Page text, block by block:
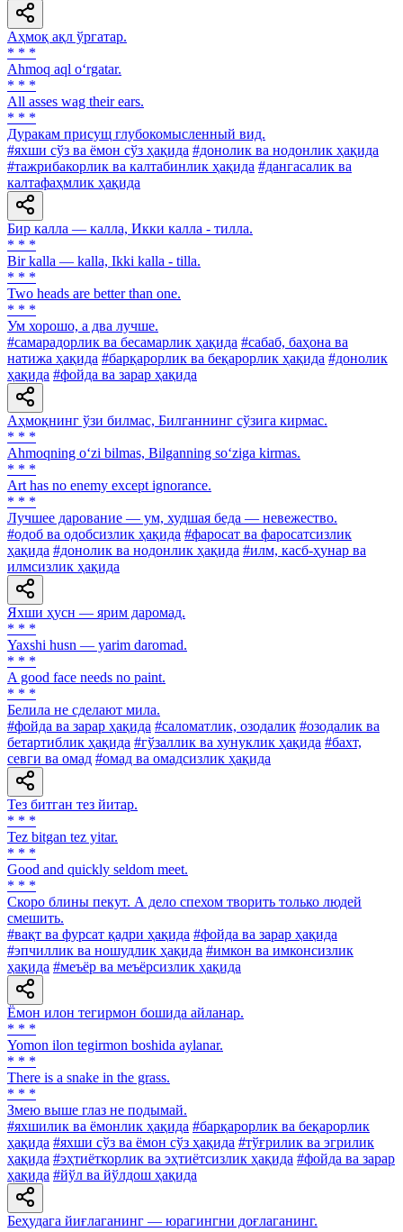
Аҳмоқ ақл ўргатар.
* * *
Ahmoq aql o‘rgatar.
* * *
All asses wag their ears.
* * *
Дуракам присущ глубокомысленный вид.
#яхши сўз ва ёмон сўз ҳақида #донолик ва нодонлик ҳақида
#тажрибакорлик ва калтабинлик ҳақида #дангасалик ва
калтафаҳмлик ҳақида
Бир калла — калла, Икки калла - тилла.
* * *
Bir kalla — kalla, Ikki kalla - tilla.
* * *
Two heads are better than one.
* * *
Ум хорошо, а два лучше.
#самарадорлик ва бесамарлик ҳақида #сабаб, баҳона ва
натижа ҳақида #барқарорлик ва беқарорлик ҳақида #донолик
ҳақида #фойда ва зарар ҳақида
Аҳмоқнинг ўзи билмас, Билганнинг сўзига кирмас.
* * *
Ahmoqning o‘zi bilmas, Bilganning so‘ziga kirmas.
* * *
Art has no enemy except ignorance.
* * *
Лучшее дарование — ум, худшая беда — невежество.
#одоб ва одобсизлик ҳақида #фаросат ва фаросатсизлик
ҳақида #донолик ва нодонлик ҳақида #илм, касб-ҳунар ва
илмсизлик ҳақида
Яхши ҳусн — ярим даромад.
* * *
Yaxshi husn — yarim daromad.
* * *
A good face needs no paint.
* * *
Белила не сделают мила.
#фойда ва зарар ҳақида #саломатлик, озодалик #озодалик ва
бетартиблик ҳақида #гўзаллик ва хунуклик ҳақида #бахт,
севги ва омад #омад ва омадсизлик ҳақида
Тез битган тез йитар.
* * *
Tez bitgan tez yitar.
* * *
Good and quickly seldom meet.
* * *
Скоро блины пекут. А дело спехом творить только людей
смешить.
#вақт ва фурсат қадри ҳақида #фойда ва зарар ҳақида
#эпчиллик ва ношудлик ҳақида #имкон ва имконсизлик
ҳақида #меъёр ва меъёрсизлик ҳақида
Ёмон илон тегирмон бошида айланар.
* * *
Yomon ilon tegirmon boshida aylanar.
* * *
There is a snake in the grass.
* * *
Змею выше глаз не подымай.
#яхшилик ва ёмонлик ҳақида #барқарорлик ва беқарорлик
ҳақида #яхши сўз ва ёмон сўз ҳақида #тўғрилик ва эгрилик
ҳақида #эҳтиёткорлик ва эҳтиётсизлик ҳақида #фойда ва зарар
ҳақида #йўл ва йўлдош ҳақида
Беҳудага йиғлаганинг — юрагингни доғлаганинг.